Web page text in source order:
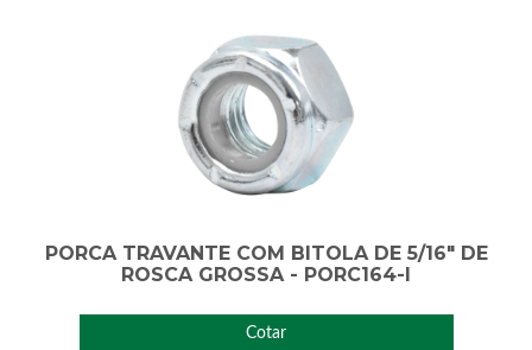
PORCA TRAVANTE COM BITOLA DE 5/16" DE
ROSCA GROSSA - PORC164-I
Cotar